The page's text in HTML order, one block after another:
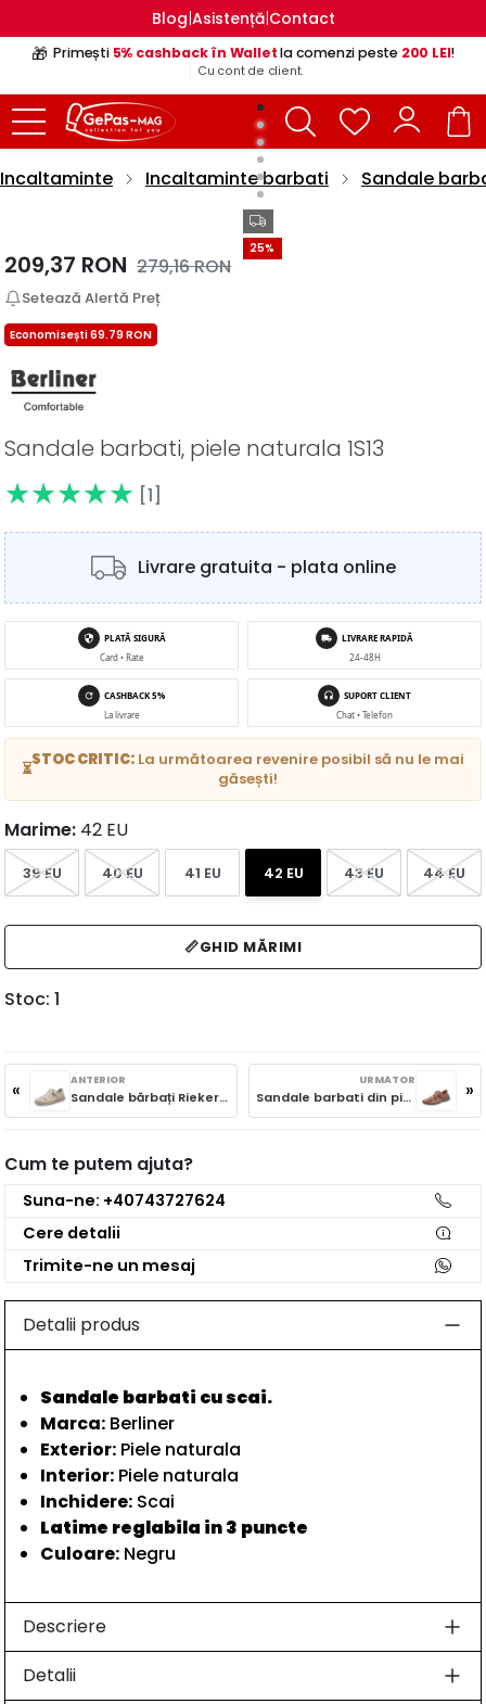
Blog|Asistență|Contact
🎁 Primești 5% cashback în Walletla comenzi peste 200 LEI!
Cu cont de client.
Incaltaminte Incaltaminte barbati Sandale
25%
209,37 RON 279,16RON
Setează Alertă Preț
Economisești 69.79 RON
Sandale barbati, piele naturala 1S13
[1]
Livrare gratuita - plata online
PLATĂ SIGURĂ
Card • Rate
LIVRARE RAPIDĂ
24-48H
CASHBACK 5%
La livrare
SUPORT CLIENT
Chat • Telefon
Stoc 1
⏳STOC CRITIC: La următoarea revenire posibil să nu le mai
găsești!
Marime: 42 EU
39 EU 40 EU 41 EU 42 EU 43 EU 44 EU
📏GHID MĂRIMI
« ANTERIOR
Sandale bărbați Rieker din piele 10453-60 bej »
URMĂTOR
Sandale barbati din piele naturala, Rieker 05284-24, maro
Cum te putem ajuta?
Suna-ne: +40743727624
Cere detalii
Trimite-ne un mesaj
Detalii produs
Sandale barbati cu scai.
Marca: Berliner
Exterior: Piele naturala
Interior: Piele naturala
Inchidere: Scai
Latime reglabila in 3 puncte
Culoare: Negru
Descriere
Detalii